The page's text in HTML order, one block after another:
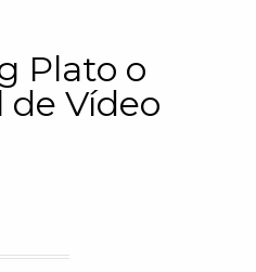
Plato o
de Vídeo